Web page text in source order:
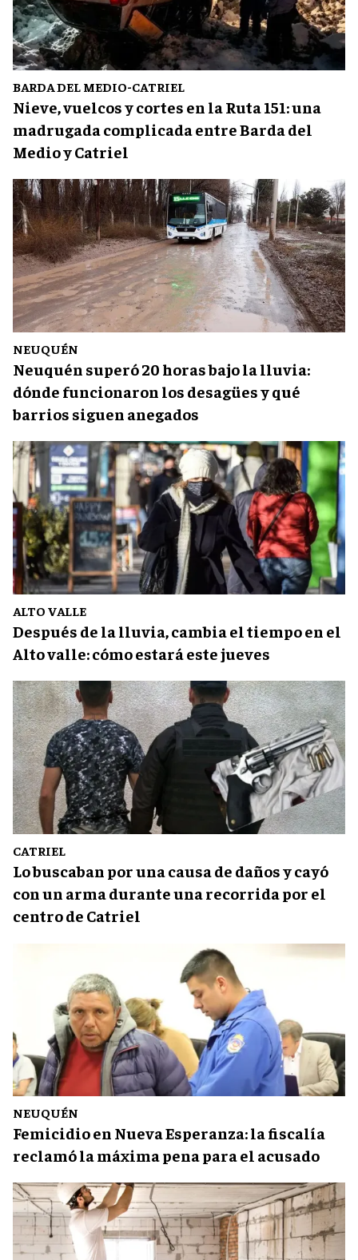
BARDA DEL MEDIO-CATRIEL
Nieve, vuelcos y cortes en la Ruta 151: una
madrugada complicada entre Barda del
Medio y Catriel
NEUQUÉN
Neuquén superó 20 horas bajo la lluvia:
dónde funcionaron los desagües y qué
barrios siguen anegados
ALTO VALLE
Después de la lluvia, cambia el tiempo en el
Alto valle: cómo estará este jueves
CATRIEL
Lo buscaban por una causa de daños y cayó
con un arma durante una recorrida por el
centro de Catriel
NEUQUÉN
Femicidio en Nueva Esperanza: la fiscalía
reclamó la máxima pena para el acusado